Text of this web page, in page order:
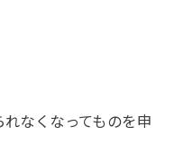
なくなってものを申